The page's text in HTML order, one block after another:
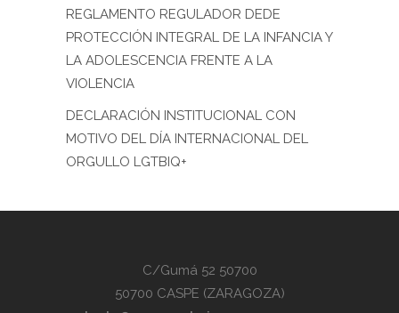
REGLAMENTO REGULADOR DEDE
PROTECCIÓN INTEGRAL DE LA INFANCIA Y
LA ADOLESCENCIA FRENTE A LA
VIOLENCIA
DECLARACIÓN INSTITUCIONAL CON
MOTIVO DEL DÍA INTERNACIONAL DEL
ORGULLO LGTBIQ+
C/Gumá 52 50700
50700 CASPE (ZARAGOZA)